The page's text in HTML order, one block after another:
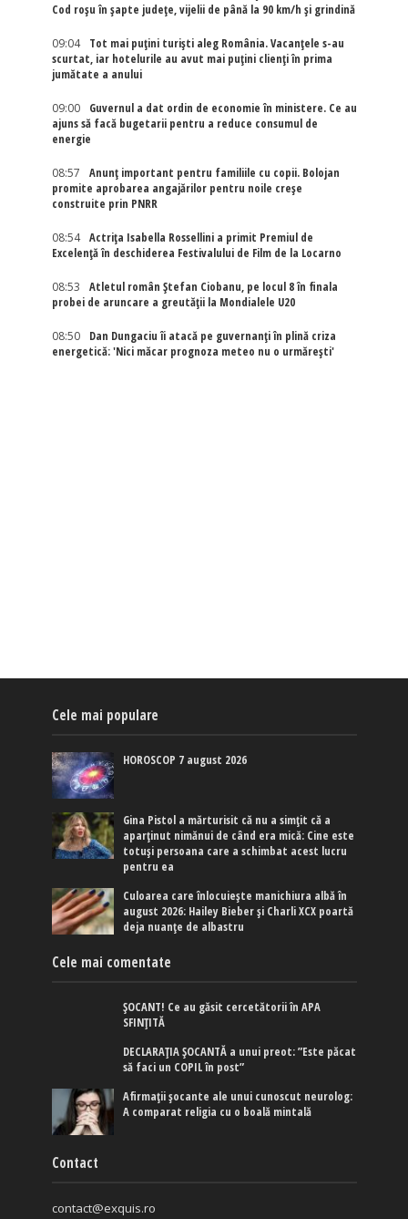
Cod roșu în șapte județe, vijelii de până la 90 km/h și grindină
09:04
Tot mai puțini turiști aleg România. Vacanțele s-au
scurtat, iar hotelurile au avut mai puțini clienți în prima
jumătate a anului
09:00
Guvernul a dat ordin de economie în ministere. Ce au
ajuns să facă bugetarii pentru a reduce consumul de
energie
08:57
Anunț important pentru familiile cu copii. Bolojan
promite aprobarea angajărilor pentru noile creșe
construite prin PNRR
08:54
Actriţa Isabella Rossellini a primit Premiul de
Excelenţă în deschiderea Festivalului de Film de la Locarno
08:53
Atletul român Ștefan Ciobanu, pe locul 8 în finala
probei de aruncare a greutății la Mondialele U20
08:50
Dan Dungaciu îi atacă pe guvernanți în plină criza
energetică: 'Nici măcar prognoza meteo nu o urmărești'
Cele mai populare
HOROSCOP 7 august 2026
Gina Pistol a mărturisit că nu a simțit că a
aparținut nimănui de când era mică: Cine este
totuși persoana care a schimbat acest lucru
pentru ea
Culoarea care înlocuiește manichiura albă în
august 2026: Hailey Bieber și Charli XCX poartă
deja nuanțe de albastru
Cele mai comentate
ȘOCANT! Ce au găsit cercetătorii în APA
SFINȚITĂ
DECLARAȚIA ȘOCANTĂ a unui preot: ”Este păcat
să faci un COPIL în post”
Afirmaţii şocante ale unui cunoscut neurolog:
A comparat religia cu o boală mintală
Contact
contact@exquis.ro